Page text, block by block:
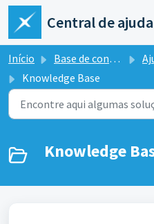
Ir para o conteúdo principal
Central de
Início Base de conhecimento
Knowledge Base
Knowledge